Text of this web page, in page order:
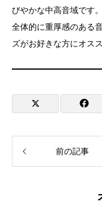
びやかな中高音域です。
全体的に重厚感のある
ズがお好きな方にオス
前の記事